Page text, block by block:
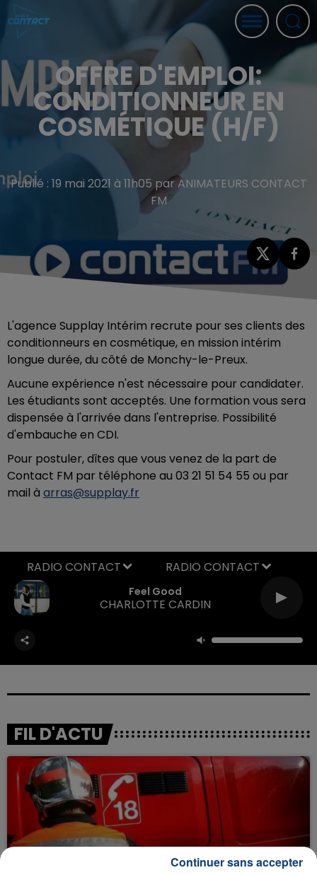
OFFRE D'EMPLOI:
CONDITIONNEUR EN
COSMÉTIQUE (H/F)
Publié : 19 mai 2021 à 11h05 par ANIMATEURS CONTACT
FM
L'agence Supplay Intérim recrute pour ses clients des
conditionneurs en cosmétique, en mission intérim
longue durée, du côté de Monchy-le-Preux.
Aucune expérience n'est nécessaire pour candidater.
Les étudiants sont acceptés. Une formation vous sera
dispensée à l'arrivée dans l'entreprise. Possibilité
d'embauche en CDI.
Pour postuler, dîtes que vous venez de la part de
Contact FM par téléphone au 03 21 51 54 55 ou par
mail à arras@supplay.fr
Feel Good
CHARLOTTE CARDIN
RADIO CONTACT
FIL D'ACTU
Continuer sans accepter